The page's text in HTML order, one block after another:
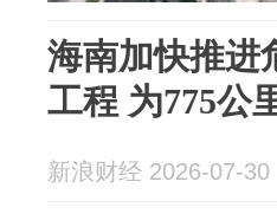
海南加快推进
工程 为775公
新浪财经 2026-07-30